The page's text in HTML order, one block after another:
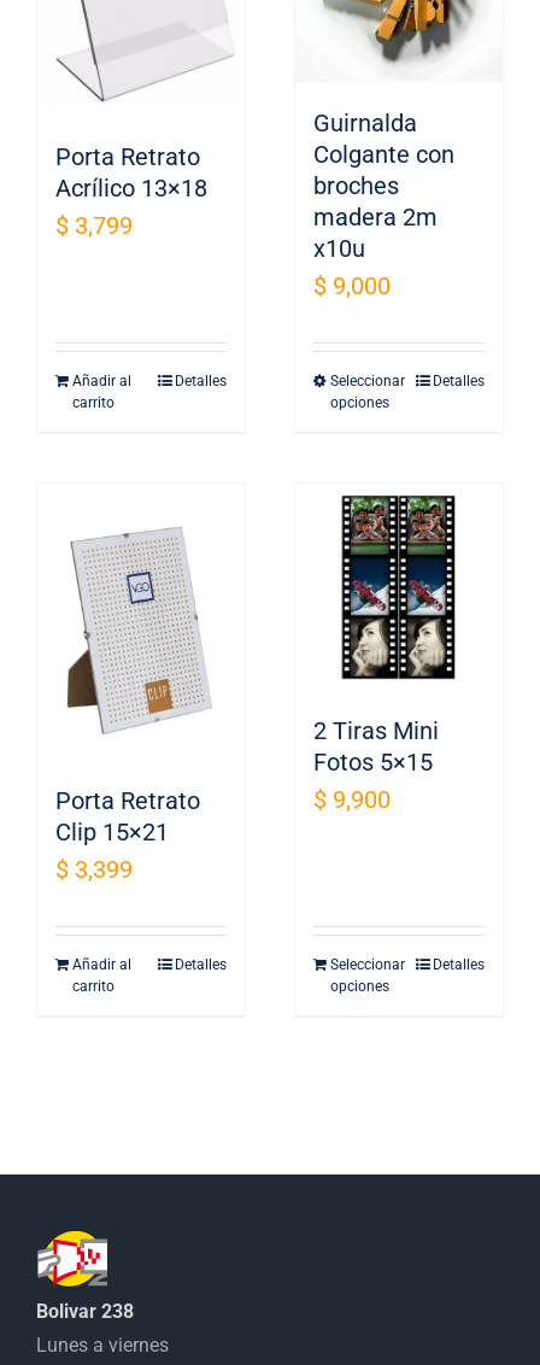
Porta Retrato
Acrílico 13×18
$ 3,799
Añadir al
carrito
Detalles
Guirnalda
Colgante con
broches
madera 2m
x10u
$ 9,000
Seleccionar
opciones
Este
variantes.
Las
opciones
se
pueden
en
la
Detalles
Porta Retrato
Clip 15×21
$ 3,399
Añadir al
carrito
Detalles
2 Tiras Mini
Fotos 5×15
$ 9,900
Seleccionar
opciones
Detalles
Bolivar 238
Lunes a viernes